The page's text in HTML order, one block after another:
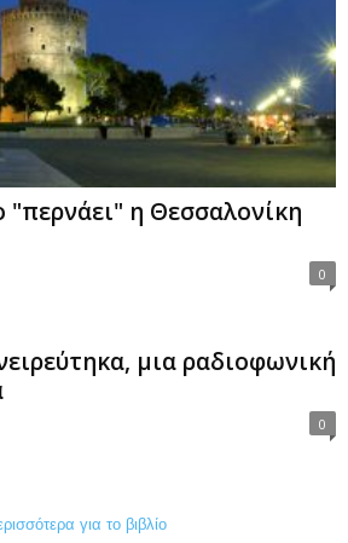
η Θεσσαλονίκη
0
μια ραδιοφωνική
0